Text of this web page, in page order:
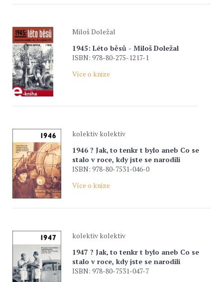
Miloš Doležal
1945: Léto běsů - Miloš Doležal
ISBN: 978-80-275-1217-1
Více o knize
kolektiv kolektiv
1946 ? Jak‚ to tenkr t bylo aneb Co se
stalo v roce, kdy jste se narodili
ISBN: 978-80-7531-046-0
Více o knize
kolektiv kolektiv
1947 ? Jak‚ to tenkr t bylo aneb Co se
stalo v roce, kdy jste se narodili
ISBN: 978-80-7531-047-7